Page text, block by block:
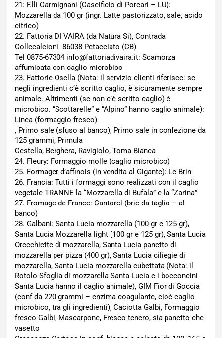
21: F.lli Carmignani (Caseificio di Porcari – LU):
Mozzarella da 100 gr (ingr. Latte pastorizzato, sale, acido
citrico)
22. Fattoria DI VAIRA (da Natura Si), Contrada
Collecalcioni -86038 Petacciato (CB)
Tel 0875-67304 info@fattoriadivaira.it: Scamorza
affumicata con caglio microbico
23. Fattorie Osella (Nota: il servizio clienti riferisce: se
negli ingredienti c’è scritto caglio, è sicuramente sempre
animale. Altrimenti (se non c’è scritto caglio) è
microbico. “Scottarelle” e “Alpino” hanno caglio animale):
Linea (formaggio fresco)
, Primo sale (sfuso al banco), Primo sale in confezione da
125 grammi, Primula
Cestella, Berghera, Ravigiolo, Toma Bianca
24. Fleury: Formaggio molle (caglio microbico)
25. Formager d’affinois (in vendita al Gigante): Le Brin
26. Francia: Tutti i formaggi sono realizzati con il caglio
vegetale TRANNE la “Mozzarella di Bufala” e la “Zarina”
27. Fromage de France: Cantorel (brie da taglio – al
banco)
28. Galbani: Santa Lucia mozzarella (100 gr e 125 gr),
Santa Lucia Mozzarella light (100 gr e 125 gr), Santa Lucia
Orecchiette di mozzarella, Santa Lucia panetto di
mozzarella per pizza (400 gr), Santa Lucia ciliegie di
mozzarella, Santa Lucia mozzarella cubettata (Nota: il
Rotolo Sfoglia di mozzarella Santa Lucia e i bocconcini
Santa Lucia hanno il caglio animale), GIM Fior di Goccia
(conf da 220 grammi – enzima coagulante, cioè caglio
microbico, tra gli ingredienti), Caciotta Galbi, Formaggio
fresco Galbi, Mascarpone, Fresco tenero, sia panetto che
vasetto